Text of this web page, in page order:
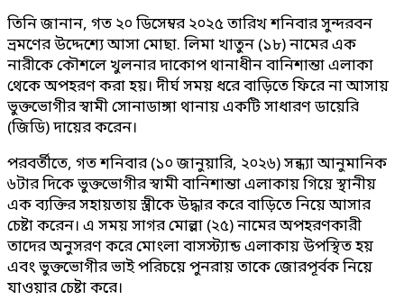
তিনি জানান, গত ২০ ডিসেম্বর ২০২৫ তারিখ শনিবার সুন্দরবন
ভ্রমণের উদ্দেশ্যে আসা মোছা. লিমা খাতুন (১৮) নামের এক
নারীকে কৌশলে খুলনার দাকোপ থানাধীন বানিশান্তা এলাকা
থেকে অপহরণ করা হয়। দীর্ঘ সময় ধরে বাড়িতে ফিরে না আসায়
ভুক্তভোগীর স্বামী সোনাডাঙ্গা থানায় একটি সাধারণ ডায়েরি
(জিডি) দায়ের করেন।
পরবর্তীতে, গত শনিবার (১০ জানুয়ারি, ২০২৬) সন্ধ্যা আনুমানিক
৬টার দিকে ভুক্তভোগীর স্বামী বানিশান্তা এলাকায় গিয়ে স্থানীয়
এক ব্যক্তির সহায়তায় স্ত্রীকে উদ্ধার করে বাড়িতে নিয়ে আসার
চেষ্টা করেন। এ সময় সাগর মোল্লা (২৫) নামের অপহরণকারী
তাদের অনুসরণ করে মোংলা বাসস্ট্যান্ড এলাকায় উপস্থিত হয়
এবং ভুক্তভোগীর ভাই পরিচয়ে পুনরায় তাকে জোরপূর্বক নিয়ে
যাওয়ার চেষ্টা করে।